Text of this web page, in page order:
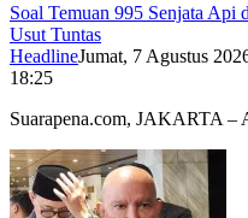
Soal Temuan 995 Senjata Api
Usut Tuntas
HeadlineJumat, 7 Agustus
18:25
Suarapena.com, JAKARTA